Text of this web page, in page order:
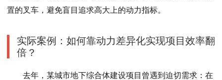
置的叉车，避免盲目追求高大上的动力指标。
实际案例：如何靠动力差异化实现项目效率翻
倍？
去年，某城市地下综合体建设项目曾遇到迫切需求：在